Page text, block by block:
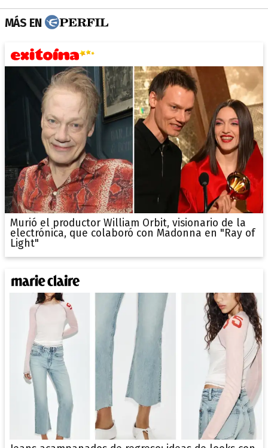
MÁS EN
Murió el productor William Orbit, visionario de la
electrónica, que colaboró con Madonna en "Ray of
Light"